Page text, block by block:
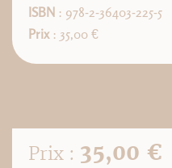
ISBN : 978-2-36403-225-5
Prix: 35,00 €
Prix : 35,00 €